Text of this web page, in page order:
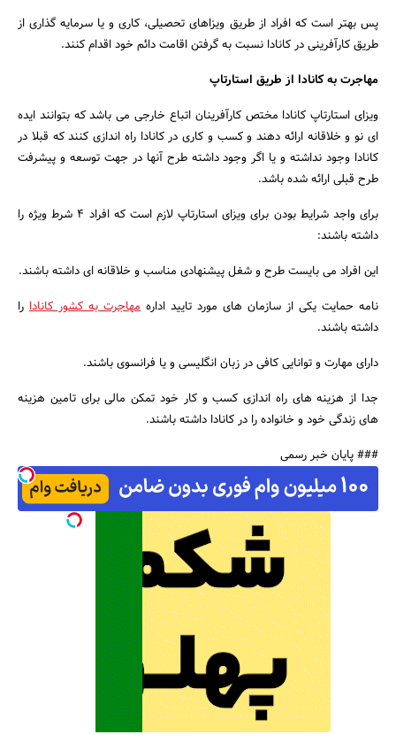
پس بهتر است که افراد از طریق ویزاهای تحصیلی، کاری و یا سرمایه گذاری از
طریق کارآفرینی در کانادا نسبت به گرفتن اقامت دائم خود اقدام کنند.
مهاجرت به کانادا از طریق استارتاپ
ویزای استارتاپ کانادا مختص کارآفرینان اتباع خارجی می باشد که بتوانند ایده
ای نو و خلاقانه ارائه دهند و کسب و کاری در کانادا راه اندازی کنند که قبلا در
کانادا وجود نداشته و یا اگر وجود داشته طرح آنها در جهت توسعه و پیشرفت
طرح قبلی ارائه شده باشد.
برای واجد شرایط بودن برای ویزای استارتاپ لازم است که افراد ۴ شرط ویژه را
داشته باشند:
این افراد می بایست طرح و شغل پیشنهادی مناسب و خلاقانه ای داشته باشند.
نامه حمایت یکی از سازمان های مورد تایید اداره مهاجرت به کشور کانادا را
داشته باشند.
دارای مهارت و توانایی کافی در زبان انگلیسی و یا فرانسوی باشند.
جدا از هزینه های راه اندازی کسب و کار خود تمکن مالی برای تامین هزینه
های زندگی خود و خانواده را در کانادا داشته باشند.
### پایان خبر رسمی